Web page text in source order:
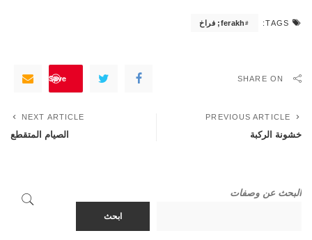
TAGS: ferakh; فراخ
SHARE ON
Save
PREVIOUS ARTICLE
خشونة الركبة
NEXT ARTICLE
الصيام المتقطع
البحث عن وصفات
ابحث